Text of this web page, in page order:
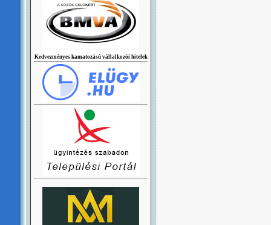
Kedvezményes kamatozású vállalkozói hitelek